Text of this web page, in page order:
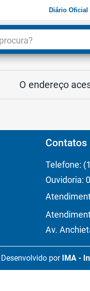
Diário Oficial
O endereço
Contatos
Telefone:
Ouvidoria:
Av.
Desenvolvido por IMA -